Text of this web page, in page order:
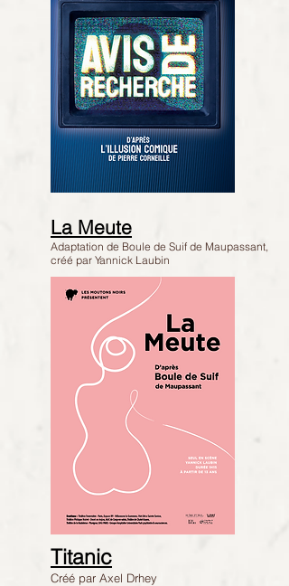
La Meute
Adaptation de Boule de Suif de Maupassant,
créé par Yannick Laubin
Titanic
Créé par Axel Drhey